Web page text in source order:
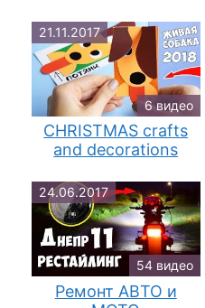
21.11.2017
6 видео
CHRISTMAS crafts
and decorations
24.06.2017
54 видео
Ремонт АВТО и